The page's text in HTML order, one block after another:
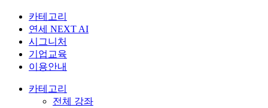
카테고리
연세 NEXT AI
시그니처
기업교육
이용안내
카테고리
전체 강좌